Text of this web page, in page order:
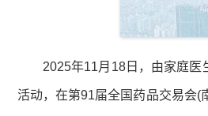
2025年11月18日，由家庭医
活动，在第91届全国药品交易会(